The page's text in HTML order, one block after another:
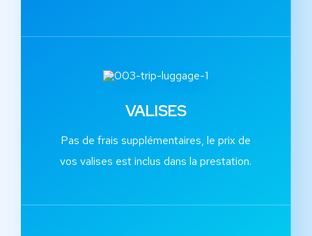
VALISES
Pas de frais supplémentaires, le prix de
vos valises est inclus dans la prestation.